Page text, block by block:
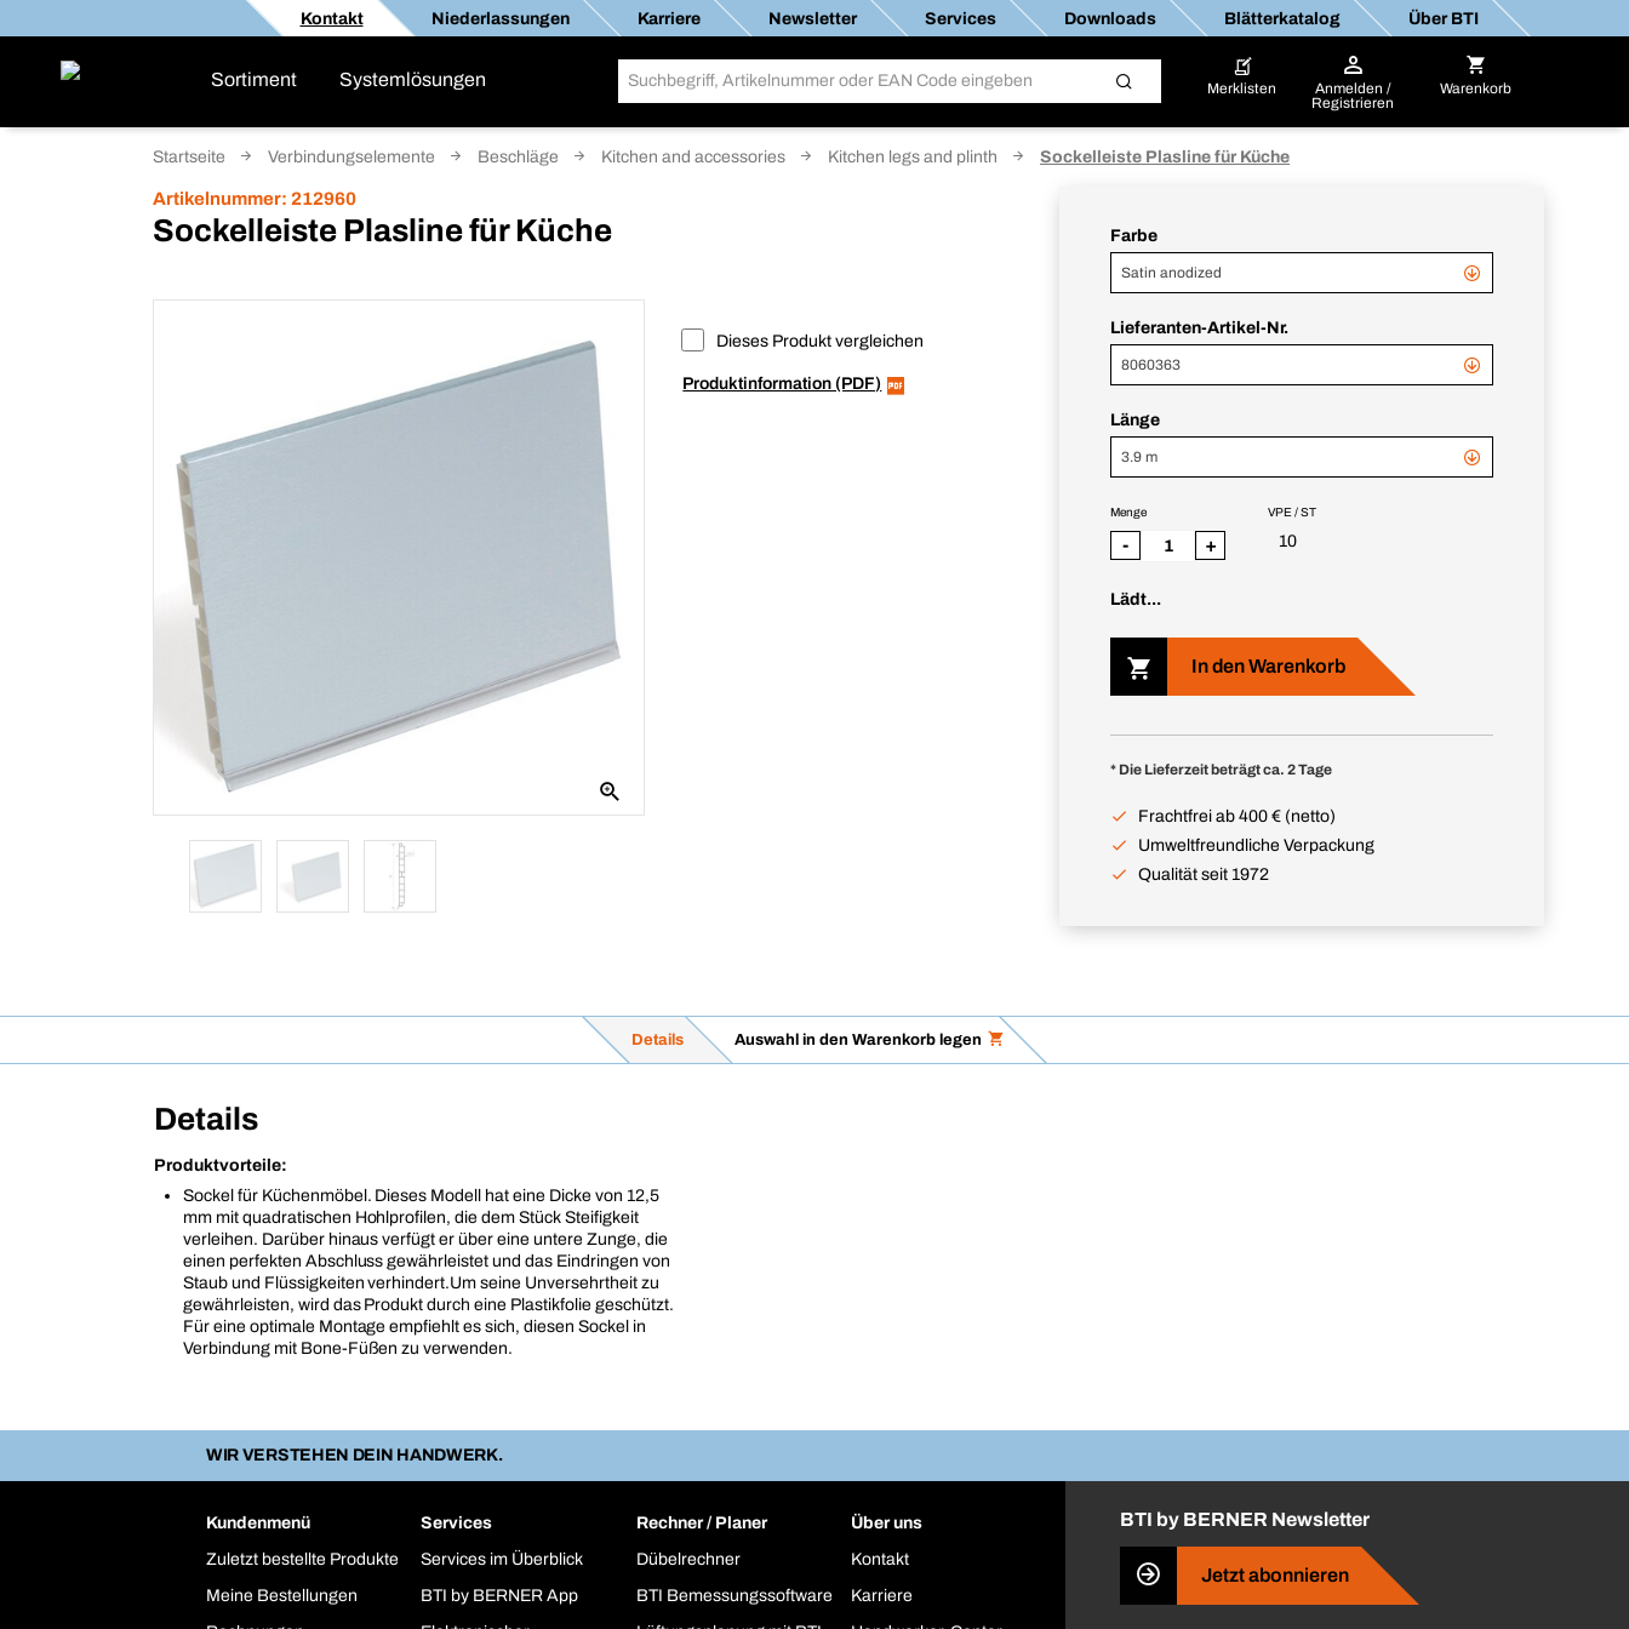
Kontakt Niederlassungen Karriere Newsletter Services Downloads Blätterkatalog Über BTI
Sortiment Systemlösungen Merklisten
Anmelden /
Registrieren
Warenkorb
Startseite Verbindungselemente Beschläge Kitchen and accessories Kitchen legs and plinth Sockelleiste Plasline für Küche
Artikelnummer: 212960
Sockelleiste Plasline für Küche
Dieses Produkt vergleichen
Produktinformation (PDF)
Farbe
Satin anodized
Lieferanten-Artikel-Nr.
8060363
Länge
3.9 m
VPE / ST
10
Menge
- +
Lädt...
In den Warenkorb
* Die Lieferzeit beträgt ca. 2 Tage
Frachtfrei ab 400 € (netto)
Umweltfreundliche Verpackung
Qualität seit 1972
Details Auswahl in den Warenkorb legen
Details
Produktvorteile:
Sockel für Küchenmöbel. Dieses Modell hat eine Dicke von 12,5
mm mit quadratischen Hohlprofilen, die dem Stück Steifigkeit
verleihen. Darüber hinaus verfügt er über eine untere Zunge, die
einen perfekten Abschluss gewährleistet und das Eindringen von
Staub und Flüssigkeiten verhindert.Um seine Unversehrtheit zu
gewährleisten, wird das Produkt durch eine Plastikfolie geschützt.
Für eine optimale Montage empfiehlt es sich, diesen Sockel in
Verbindung mit Bone-Füßen zu verwenden.
WIR VERSTEHEN DEIN HANDWERK.
Kundenmenü
Zuletzt bestellte Produkte
Meine Bestellungen
Services
Services im Überblick
BTI by BERNER App
Rechner / Planer
Dübelrechner
BTI Bemessungssoftware
Über uns
Kontakt
Karriere
BTI by BERNER Newsletter
Jetzt abonnieren